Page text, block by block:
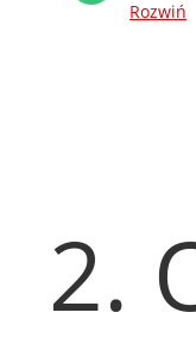
Rozwiń
2.